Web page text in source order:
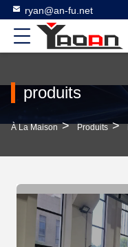
ryan@an-fu.net
produits
À La Maison > Produits >